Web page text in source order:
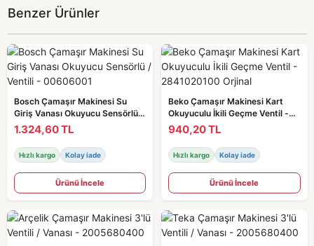
Benzer Ürünler
Bosch Çamaşır Makinesi Su
Giriş Vanası Okuyucu Sensörlü /
Ventili - 00606001
1.324,60 TL
Hızlı kargo Kolay iade
Ürünü İncele
Beko Çamaşır Makinesi Kart
Okuyuculu İkili Geçme Ventil -
2841020100 Orjinal
940,20 TL
Hızlı kargo Kolay iade
Ürünü İncele